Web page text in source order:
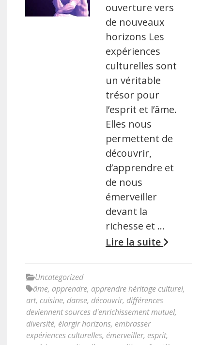
ouverture vers
de nouveaux
horizons Les
expériences
culturelles sont
un véritable
trésor pour
l’esprit et l’âme.
Elles nous
permettent de
découvrir,
d’apprendre et
de nous
émerveiller
devant la
richesse et …
Lire la suite
Uncategorized
âme, apprendre, apprendre héritage culturel,
art, cuisine, danse, découvrir, différences
deviennent sources d'enrichissement mutuel,
diversité, élargir horizons, embrasser
expériences culturelles, émerveiller, esprit,